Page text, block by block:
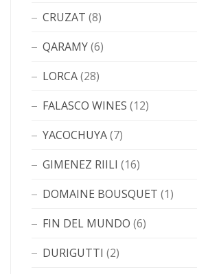
CRUZAT (8)
QARAMY(6)
LORCA(28)
FALASCO WINES (12)
YACOCHUYA(7)
GIMENEZ RIILI (16)
DOMAINE BOUSQUET (1)
FIN DEL MUNDO (6)
DURIGUTTI (2)